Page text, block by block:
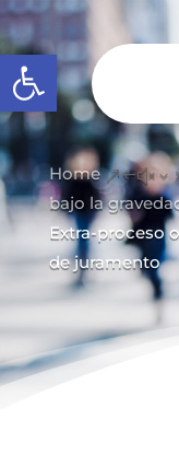
Abrir barra de
Home
bajo la
Extra-proceso
de juramento